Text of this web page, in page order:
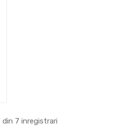
din 7 inregistrari